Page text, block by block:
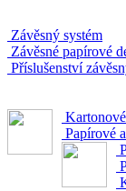
Závěsný systém
Závěsné papírové
Příslušenství
Papírové